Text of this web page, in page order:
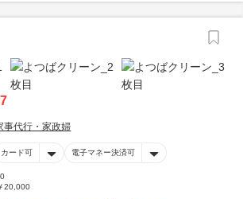
事代行・家政婦
カード可 電子マネー決済可
20,000